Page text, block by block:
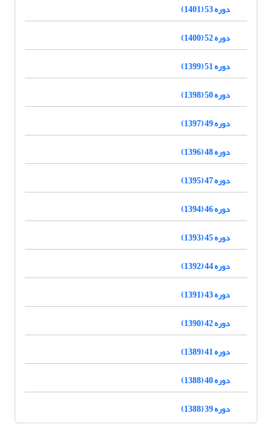
دوره 53 (1401)
دوره 52 (1400)
دوره 51 (1399)
دوره 50 (1398)
دوره 49 (1397)
دوره 48 (1396)
دوره 47 (1395)
دوره 46 (1394)
دوره 45 (1393)
دوره 44 (1392)
دوره 43 (1391)
دوره 42 (1390)
دوره 41 (1389)
دوره 40 (1388)
دوره 39 (1388)